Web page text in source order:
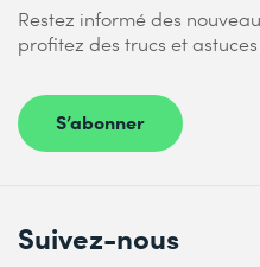
Restez informé des
profitez des trucs et
S’abonner
Suivez-nous